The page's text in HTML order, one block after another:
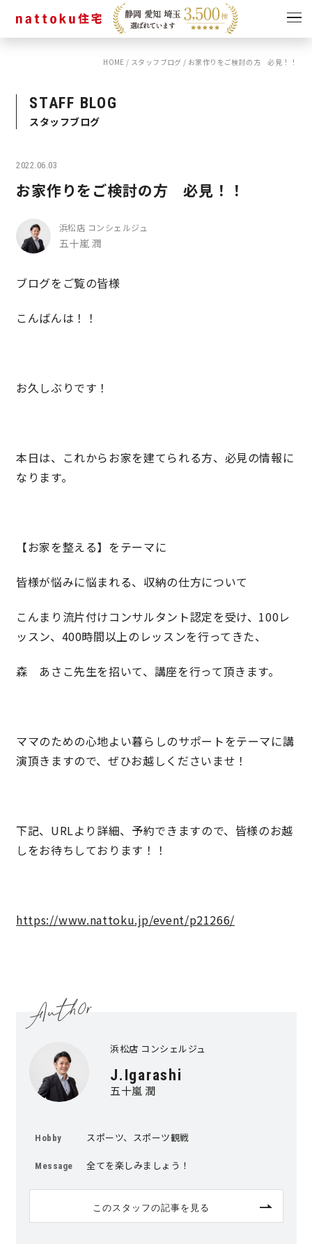
ショールーム
スタッフブログ
nattokuグループコーポレートサイト
nattoku住宅 10のこだわり
身体に優しい自然素材の家
頑丈で長持ちの外壁
100年点検住宅
生涯続く安心のアフターフォロー
ラインナップ
Groovin’
nattoku住宅25周年記念モデル
Glass Arts
HOME / スタッフブログ / お家作りをご検討の方 必見！！
STAFF BLOG
スタッフブログ
2022.06.03
お家作りをご検討の方 必見！！
浜松店 コンシェルジュ
五十嵐 潤
ブログをご覧の皆様
こんばんは！！
お久しぶりです！
本日は、これからお家を建てられる方、必見の情報に
なります。
【お家を整える】をテーマに
皆様が悩みに悩まれる、収納の仕方について
こんまり流片付けコンサルタント認定を受け、100レ
ッスン、400時間以上のレッスンを行ってきた、
森 あさこ先生を招いて、講座を行って頂きます。
ママのための心地よい暮らしのサポートをテーマに講
演頂きますので、ぜひお越しくださいませ！
下記、URLより詳細、予約できますので、皆様のお越
しをお待ちしております！！
https://www.nattoku.jp/event/p21266/
浜松店 コンシェルジュ
J.Igarashi
五十嵐 潤
Hobby スポーツ、スポーツ観戦
Message 全てを楽しみましょう！
このスタッフの記事を見る